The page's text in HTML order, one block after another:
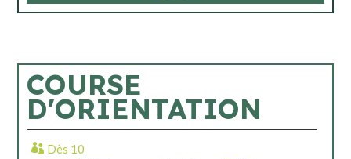
COURSE
D'ORIENTATION
Dès 10